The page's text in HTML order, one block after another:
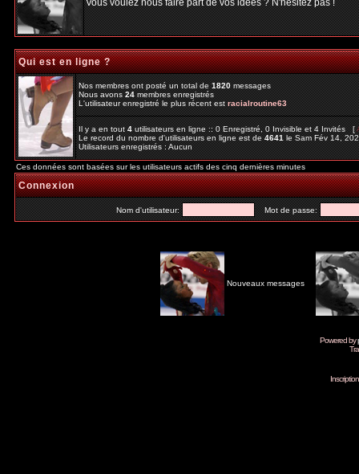
Vous voulez nous faire part de vos idées ? N'hésitez pas !
Qui est en ligne ?
Nos membres ont posté un total de1820messages
Nous avons24membres enregistrés
L'utilisateur enregistré le plus récent estracialroutine63
Il y a en tout4utilisateurs en ligne :: 0 Enregistré, 0 Invisible et 4 Invités [
Le record du nombre d'utilisateurs en ligne est de4641le Sam Fév 14,
Utilisateurs enregistrés : Aucun
Ces données sont basées sur les utilisateurs actifs des cinq dernières minutes
Connexion
Nom d'utilisateur: Mot de passe:
Nouveaux messages
Powered by